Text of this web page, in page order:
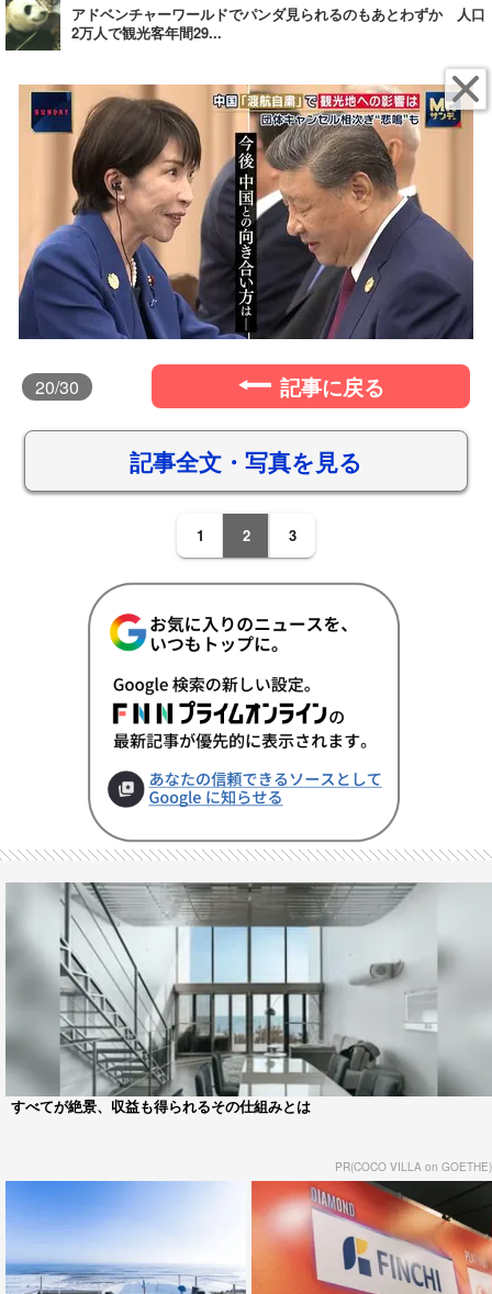
アドベンチャーワールドでパンダ見られるのもあとわずか 人口
2万人で観光客年間29...
20/30 記事に戻る
記事全文・写真を見る
1 2 3
すべてが絶景、収益も得られるその仕組みとは
PR(COCO VILLA on GOETHE)